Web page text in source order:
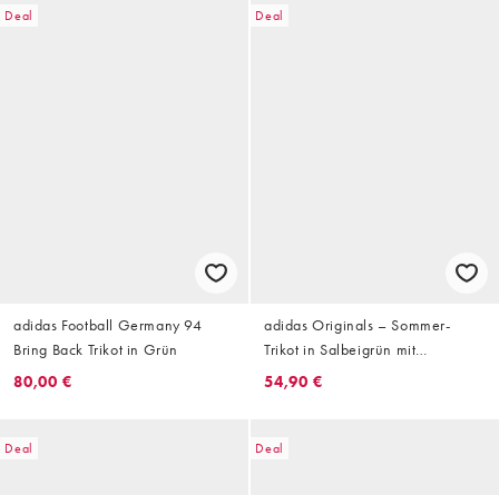
Deal
adidas Football Germany 94
Bring Back Trikot in Grün
80,00 €
Deal
adidas Originals – Sommer-
Trikot in Salbeigrün mit
Schriftzug-Logo
54,90 €
Deal Deal